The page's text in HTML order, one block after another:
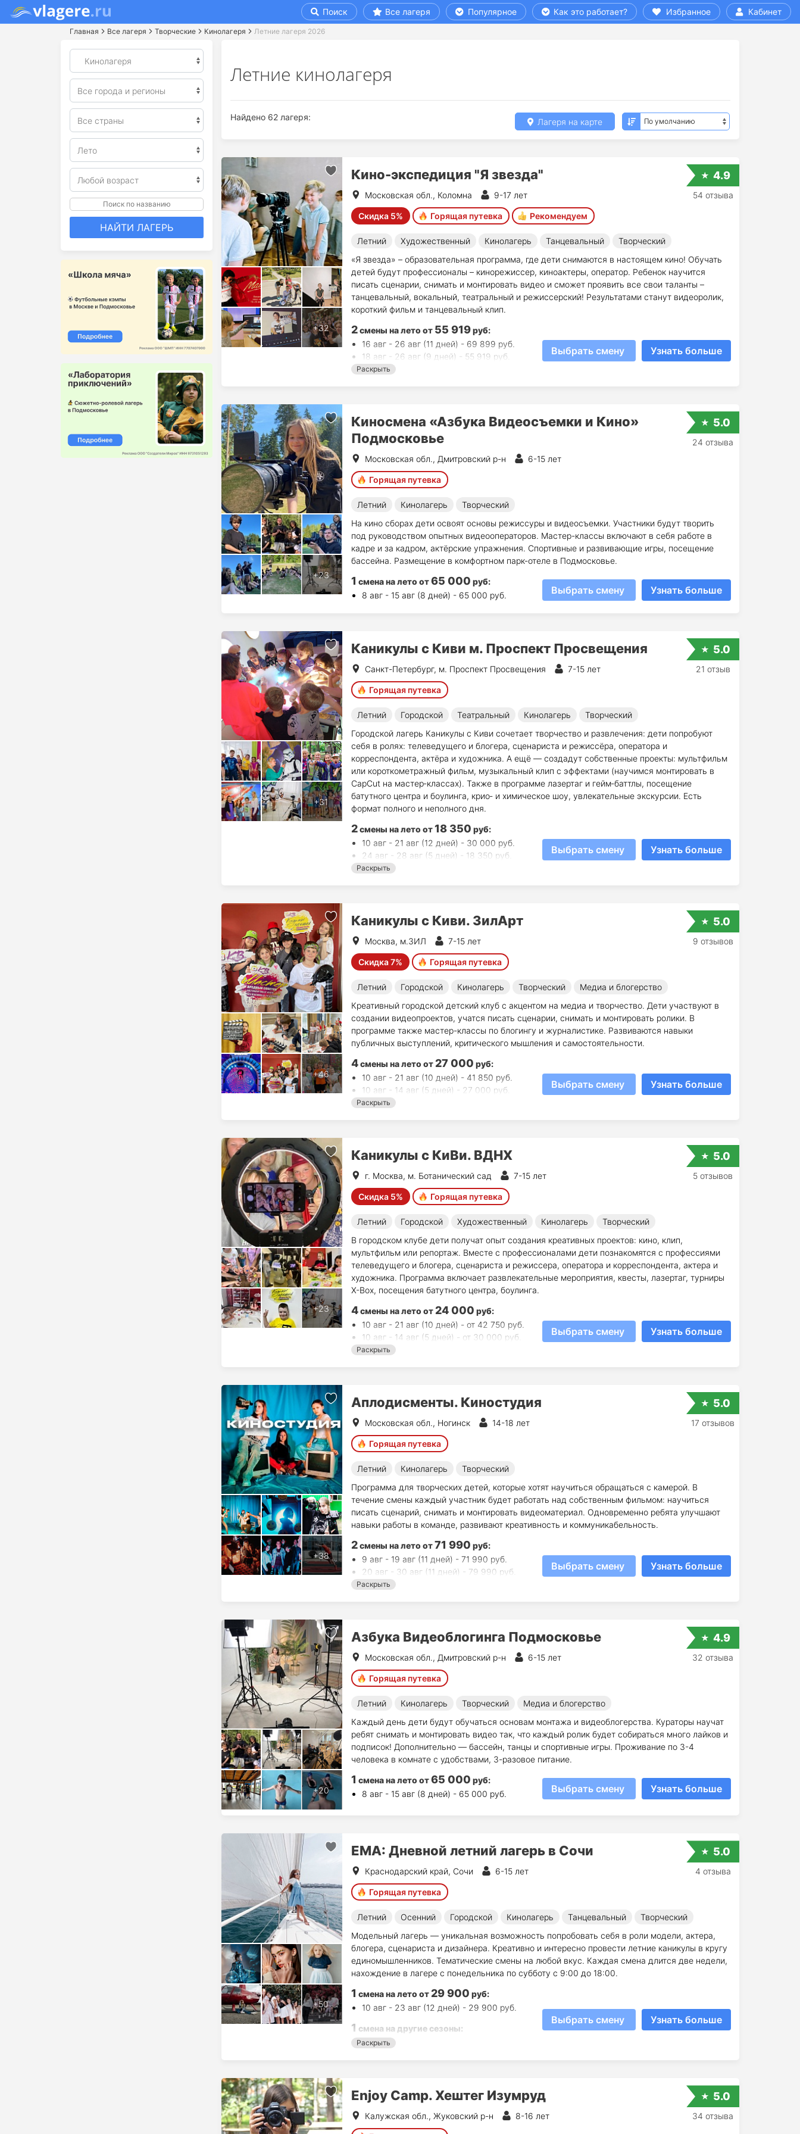
Поиск Все лагеря Популярное Как это работает? Избранное Кабинет
Главная Все лагеря Творческие Кинолагеря Летние лагеря 2026
Поиск по названию
НАЙТИ ЛАГЕРЬ
Летние кинолагеря
Найдено 62 лагеря: Лагеря на карте
Кино-экспедиция "Я звезда"
Московская обл., Коломна 9-17 лет
Скидка 5% Горящая путевка Рекомендуем
Летний Художественный Кинолагерь Танцевальный
Творческий
«Я звезда» – образовательная программа, где дети снимаются в настоящем кино! Обучать
детей будут профессионалы – кинорежиссер, киноактеры, оператор. Ребенок научится
писать сценарии, снимать и монтировать видео и сможет проявить все свои таланты –
танцевальный, вокальный, театральный и режиссерский! Результатами станут видеоролик,
короткий фильм и танцевальный клип.
2смены на летоот 55 919руб:
16 авг - 26 авг (11 дней) - 69 899 руб.
18 авг - 26 авг (9 дней) - 55 919 руб.
Раскрыть
Выбрать смену Узнать больше
4.9
54 отзыва
Киносмена «Азбука Видеосъемки и Кино»
Подмосковье
Московская обл., Дмитровский р-н 6-15 лет
Горящая путевка
Летний Кинолагерь
Творческий
На кино сборах дети освоят основы режиссуры и видеосъемки. Участники будут творить
под руководством опытных видеооператоров. Мастер-классы включают в себя работe в
кадре и за кадром, актёрские упражнения. Cпортивные и развивающие игры, посещение
бассейна. Размещение в комфортном парк-отеле в Подмосковье.
1 смена на летоот65 000 руб:
8 авг - 15 авг (8 дней) - 65 000 руб.
Выбрать смену Узнать больше
5.0
24 отзыва
Каникулы с Киви м. Проспект Просвещения
Санкт-Петербург, м. Проспект Просвещения 7-15 лет
Горящая путевка
Летний Городской Театральный Кинолагерь
Творческий
Городской лагерь Каникулы с Киви сочетает творчество и развлечения: дети попробуют
себя в ролях: телеведущего и блогера, сценариста и режиссёра, оператора и
корреспондента, актёра и художника. А ещё — создадут собственные проекты: мультфильм
или короткометражный фильм, музыкальный клип с эффектами (научимся монтировать в
CapCut на мастер‑классах). Также в программе лазертаг и гейм‑баттлы, посещение
батутного центра и боулинга, крио‑ и химическое шоу, увлекательные экскурсии. Есть
формат полного и неполного дня.
2смены на летоот18 350 руб:
10 авг - 21 авг (12 дней) - 30 000 руб.
24 авг - 28 авг (5 дней) - 18 350 руб.
Раскрыть
Выбрать смену Узнать больше
5.0
21 отзыв
Каникулы с Киви. ЗилАрт
Москва, м.ЗИЛ 7-15 лет
Скидка 7% Горящая путевка
Летний Городской Кинолагерь Творческий
Медиа и блогерство
Креативный городской детский клуб с акцентом на медиа и творчество. Дети участвуют в
создании видеопроектов, учатся писать сценарии, снимать и монтировать ролики. В
программе также мастер-классы по блогингу и журналистике. Развиваются навыки
публичных выступлений, критического мышления и самостоятельности.
4смены на летоот27 000 руб:
10 авг - 21 авг (10 дней) - 41 850 руб.
10 авг - 14 авг (5 дней) - 27 000 руб.
17 авг - 21 авг (5 дней) - 27 000 руб.
Раскрыть
Выбрать смену Узнать больше
5.0
9 отзывов
Каникулы с КиВи. ВДНХ
г. Москва, м. Ботанический сад 7-15 лет
Скидка 5% Горящая путевка
Летний Городской Художественный Кинолагерь
Творческий
В городском клубе дети получат опыт создания креативных проектов: кино, клип,
мультфильм или репортаж. Вместе с профессионалами дети познакомятся с профессиями
телеведущего и блогера, сценариста и режиссера, оператора и корреспондента, актера и
художника. Программа включает развлекательные мероприятия, квесты, лазертаг, турниры
Х-Вох, посещения батутного центра, боулинга.
4смены на летоот24 000 руб:
10 авг - 21 авг (10 дней) - от 42 750 руб.
10 авг - 14 авг (5 дней) - от 30 000 руб.
17 авг - 21 авг (5 дней) - от 30 000 руб.
Раскрыть
Выбрать смену Узнать больше
5.0
5 отзывов
Аплодисменты. Киностудия
Московская обл., Ногинск 14-18 лет
Горящая путевка
Летний Кинолагерь
Творческий
Программа для творческих детей, которые хотят научиться обращаться с камерой. В
течение смены каждый участник будет работать над собственным фильмом: научиться
писать сценарий, снимать и монтировать видеоматериал. Одновременно ребята улучшают
навыки работы в команде, развивают креативность и коммуникабельность.
2смены на летоот71 990 руб:
9 авг - 19 авг (11 дней) - 71 990 руб.
20 авг - 30 авг (11 дней) - 79 990 руб.
Раскрыть
Выбрать смену Узнать больше
5.0
17 отзывов
Азбука Видеоблогинга Подмосковье
Московская обл., Дмитровский р-н 6-15 лет
Горящая путевка
Летний Кинолагерь Творческий
Медиа и блогерство
Каждый день дети будут обучаться основам монтажа и видеоблогерства. Кураторы научат
ребят снимать и монтировать видео так, что каждый ролик будет собираться много лайков и
подписок! Дополнительно — бассейн, танцы и спортивные игры. Проживание по 3-4
человека в комнате с удобствами, 3-разовое питание.
1 смена на летоот65 000 руб:
8 авг - 15 авг (8 дней) - 65 000 руб.
Выбрать смену Узнать больше
4.9
32 отзыва
ЕМА: Дневной летний лагерь в Сочи
Краснодарский край, Сочи 6-15 лет
Горящая путевка
Летний Осенний Городской Кинолагерь Танцевальный
Творческий
Модельный лагерь — уникальная возможность попробовать себя в роли модели, актера,
блогера, сценариста и дизайнера. Креативно и интересно провести летние каникулы в кругу
единомышленников. Тематические смены на любой вкус. Каждая смена длится две недели,
нахождение в лагере с понедельника по субботу с 9:00 до 18:00.
1 смена на летоот29 900 руб:
10 авг - 23 авг (12 дней) - 29 900 руб.
1 смена на другие сезоны:
30 окт - 3 ноя (5 дн.) - 75 920 руб.
Раскрыть
Выбрать смену Узнать больше
5.0
4 отзыва
Enjoy Camp. Хештег Изумруд
Калужская обл., Жуковский р-н 8-16 лет
5.0
34 отзыва